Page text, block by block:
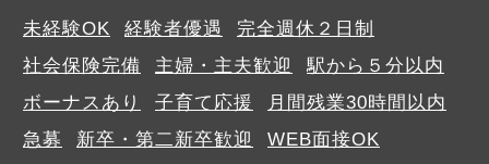
未経験OK
経験者優遇
完全週休２日制
社会保険完備
主婦・主夫歓迎
駅から５分以内
ボーナスあり
子育て応援
月間残業30時間以内
急募
新卒・第二新卒歓迎
WEB面接OK